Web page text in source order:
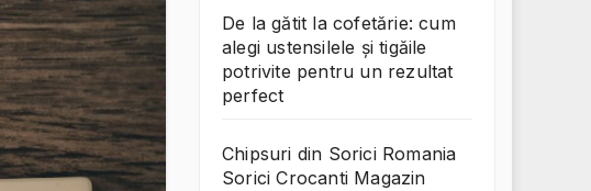
De la gătit la cofetărie: cum
alegi ustensilele și tigăile
potrivite pentru un rezultat
perfect
Chipsuri din Sorici Romania
Sorici Crocanti Magazin